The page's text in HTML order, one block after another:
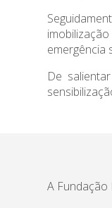
emergência
De
A